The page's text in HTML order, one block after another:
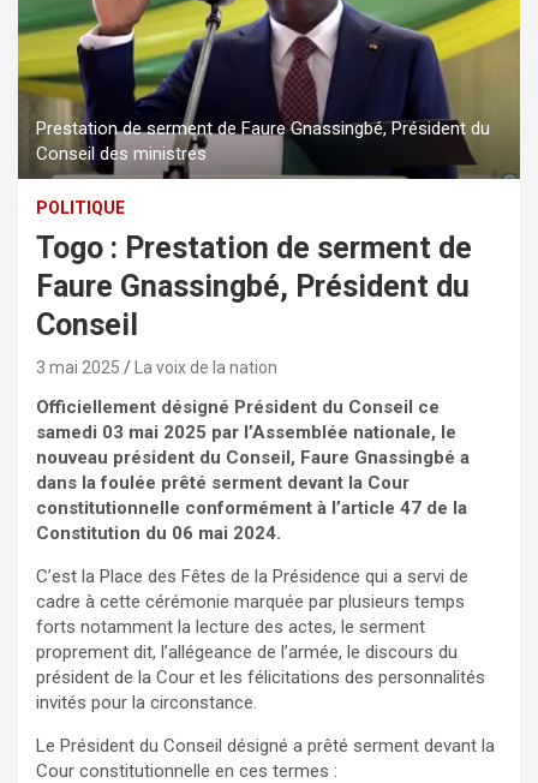
Prestation de serment de Faure Gnassingbé, Président du
Conseil des ministres
POLITIQUE
Togo : Prestation de serment de
Faure Gnassingbé, Président du
Conseil
3 mai 2025 La voix de la nation
Officiellement désigné Président du Conseil ce
samedi 03 mai 2025 par l’Assemblée nationale, le
nouveau président du Conseil, Faure Gnassingbé a
dans la foulée prêté serment devant la Cour
constitutionnelle conformément à l’article 47 de la
Constitution du 06 mai 2024.
C’est la Place des Fêtes de la Présidence qui a servi de
cadre à cette cérémonie marquée par plusieurs temps
forts notamment la lecture des actes, le serment
proprement dit, l’allégeance de l’armée, le discours du
président de la Cour et les félicitations des personnalités
invités pour la circonstance.
Le Président du Conseil désigné a prêté serment devant la
Cour constitutionnelle en ces termes :